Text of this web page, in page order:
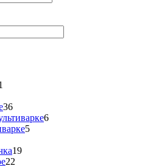
36
6
5
19
22